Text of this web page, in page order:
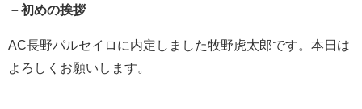
－初めの挨拶
AC長野パルセイロに内定しました牧野虎太郎です。本日は
よろしくお願いします。